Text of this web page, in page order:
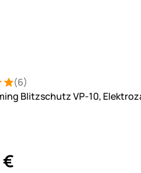
5 von 5 (6 Bewertungen)
(6)
Blitzschutz VP-10,
€